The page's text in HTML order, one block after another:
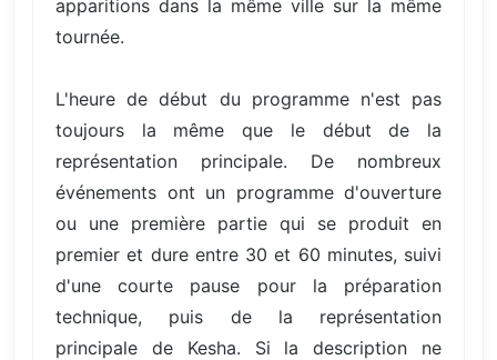
apparitions dans la même ville sur la même
tournée.
L'heure de début du programme n'est pas
toujours la même que le début de la
représentation principale. De nombreux
événements ont un programme d'ouverture
ou une première partie qui se produit en
premier et dure entre 30 et 60 minutes, suivi
d'une courte pause pour la préparation
technique, puis de la représentation
principale de Kesha. Si la description ne